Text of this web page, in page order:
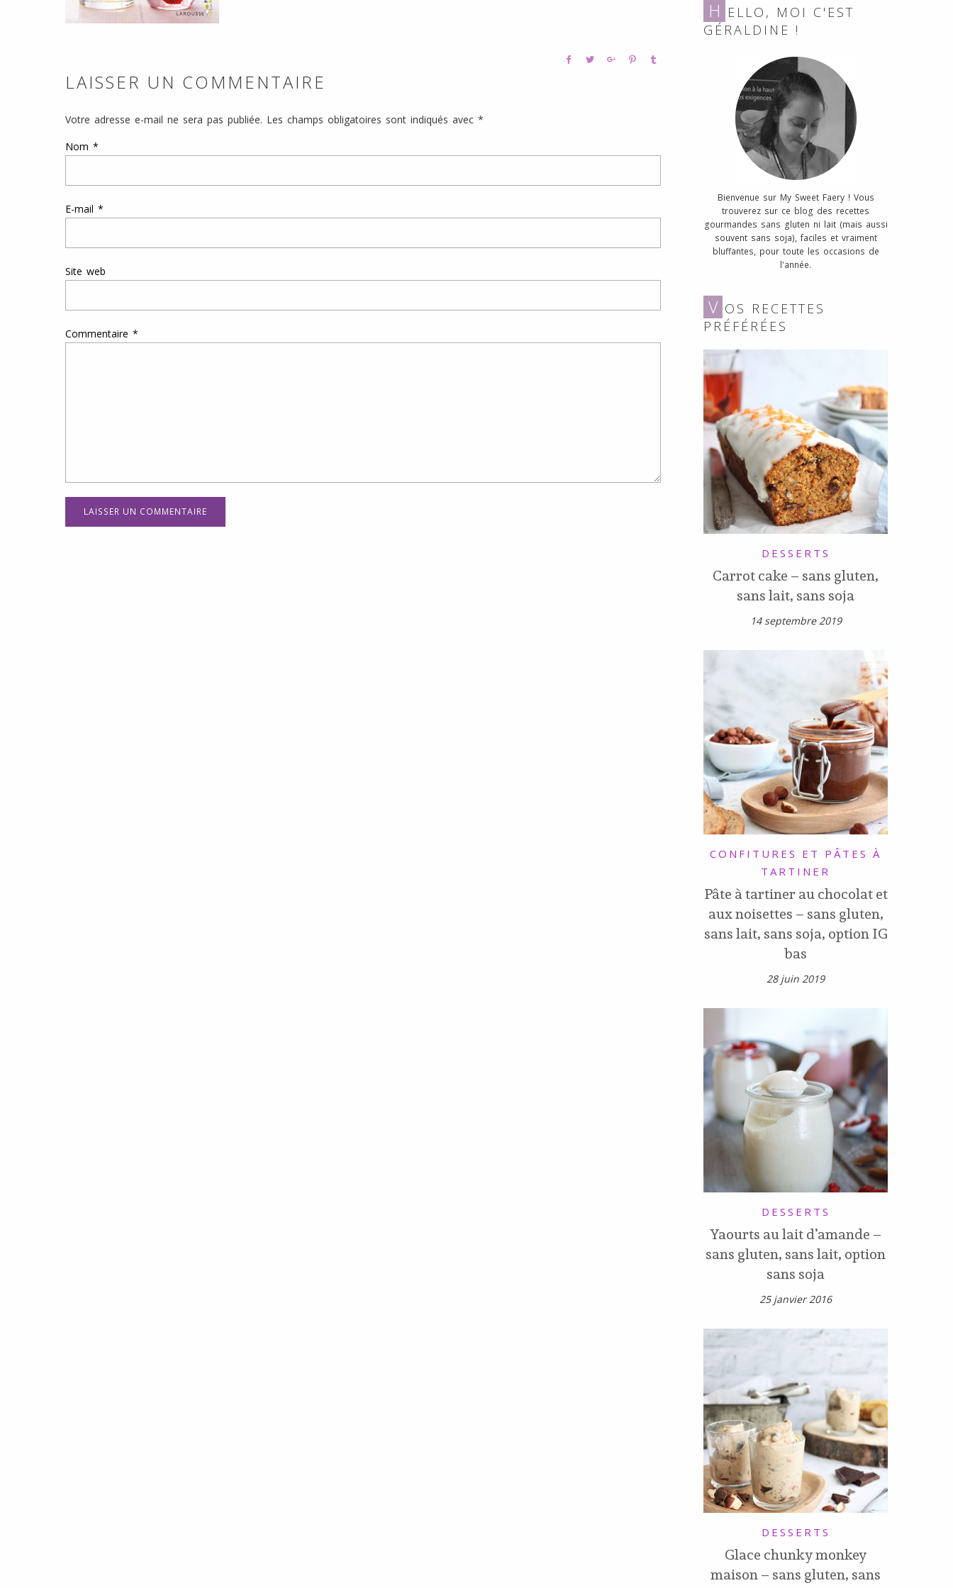
LAISSER UN COMMENTAIRE
Votre adresse e-mail ne sera pas publiée. Les champs obligatoires sont indiqués avec *
Nom *
E-mail *
Site web
Commentaire *
H ELLO, MOI C'EST
GÉRALDINE !
Bienvenue sur My Sweet Faery ! Vous
trouverez sur ce blog des recettes
gourmandes sans gluten ni lait (mais aussi
souvent sans soja), faciles et vraiment
bluffantes, pour toute les occasions de
l'année.
V OS RECETTES
PRÉFÉRÉES
DESSERTS
Carrot cake – sans gluten,
sans lait, sans soja
14 septembre 2019
CONFITURES ET PÂTES À
TARTINER
Pâte à tartiner au chocolat et
aux noisettes – sans gluten,
sans lait, sans soja, option IG
bas
28 juin 2019
DESSERTS
Yaourts au lait d’amande –
sans gluten, sans lait, option
sans soja
25 janvier 2016
DESSERTS
Glace chunky monkey
maison – sans gluten, sans